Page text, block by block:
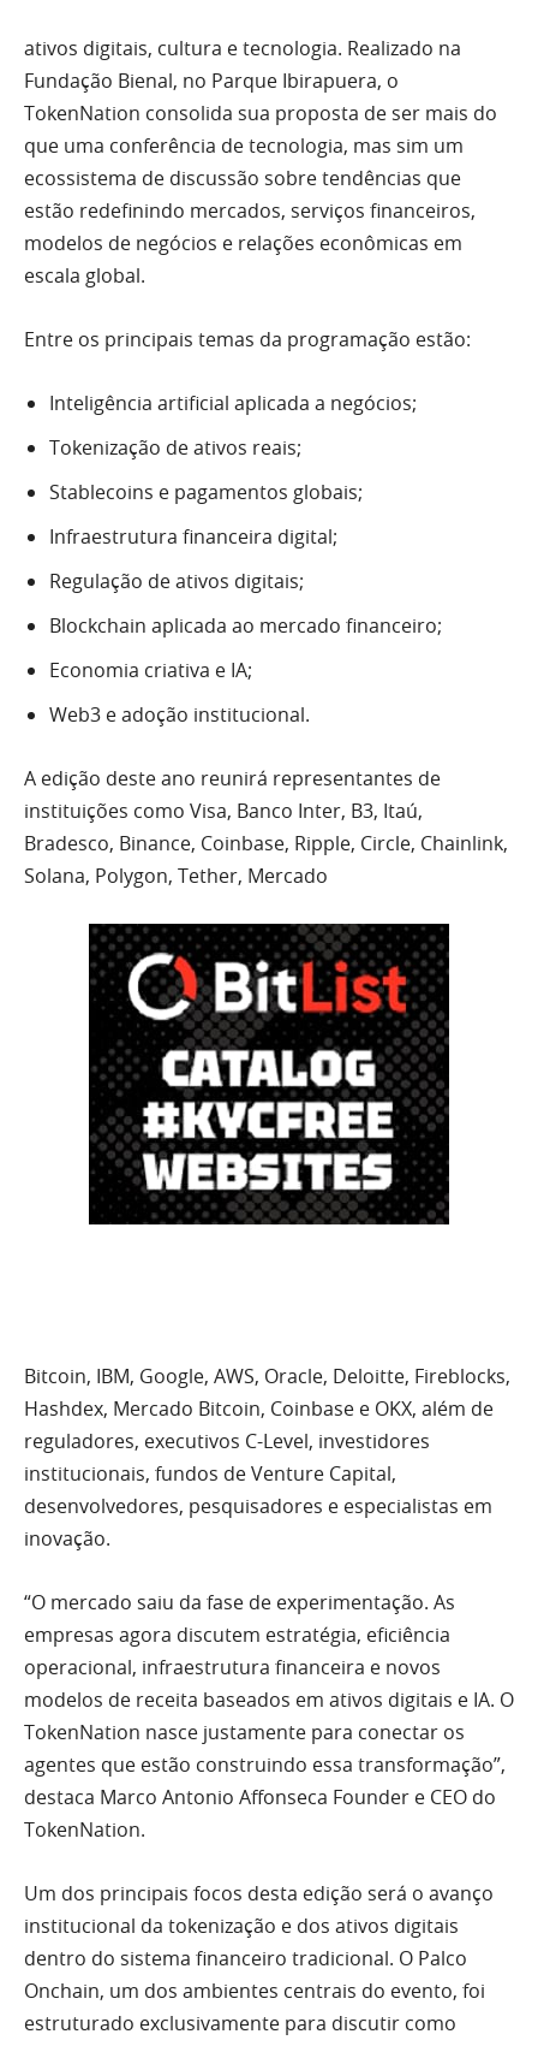
ativos digitais, cultura e tecnologia. Realizado na
Fundação Bienal, no Parque Ibirapuera, o
TokenNation consolida sua proposta de ser mais do
que uma conferência de tecnologia, mas sim um
ecossistema de discussão sobre tendências que
estão redefinindo mercados, serviços financeiros,
modelos de negócios e relações econômicas em
escala global.
Entre os principais temas da programação estão:
Inteligência artificial aplicada a negócios;
Tokenização de ativos reais;
Stablecoins e pagamentos globais;
Infraestrutura financeira digital;
Regulação de ativos digitais;
Blockchain aplicada ao mercado financeiro;
Economia criativa e IA;
Web3 e adoção institucional.
A edição deste ano reunirá representantes de
instituições como Visa, Banco Inter, B3, Itaú,
Bradesco, Binance, Coinbase, Ripple, Circle, Chainlink,
Solana, Polygon, Tether, Mercado
Bitcoin, IBM, Google, AWS, Oracle, Deloitte, Fireblocks,
Hashdex, Mercado Bitcoin, Coinbase e OKX, além de
reguladores, executivos C-Level, investidores
institucionais, fundos de Venture Capital,
desenvolvedores, pesquisadores e especialistas em
inovação.
“O mercado saiu da fase de experimentação. As
empresas agora discutem estratégia, eficiência
operacional, infraestrutura financeira e novos
modelos de receita baseados em ativos digitais e IA. O
TokenNation nasce justamente para conectar os
agentes que estão construindo essa transformação”,
destaca Marco Antonio Affonseca Founder e CEO do
TokenNation.
Um dos principais focos desta edição será o avanço
institucional da tokenização e dos ativos digitais
dentro do sistema financeiro tradicional. O Palco
Onchain, um dos ambientes centrais do evento, foi
estruturado exclusivamente para discutir como